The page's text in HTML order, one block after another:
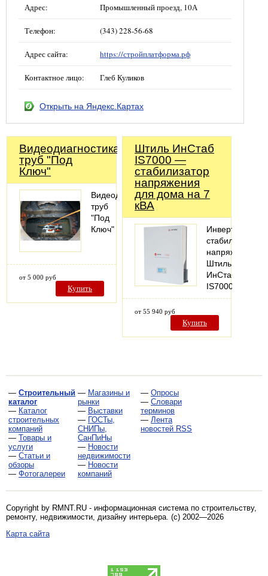
Адрес: Промышленный проезд, 10А
Телефон: (343) 228-56-68
Адрес сайта: https://стройплатформа.рф
Контактное лицо: Глеб Куликов
Открыть на Яндекс.Картах
Видеодиагностика
труб "Под
Ключ"
Видеодиагностика
труб
"Под
Ключ"
от 5 000 руб
Купить
Штиль ИнСтаб
IS7000 —
стабилизатор
напряжения
для дома на 7
кВА
Инвертоный
стабилизатор
напряжения
Штиль
ИнСтаб
IS7000
от 55 940 руб
Купить
— Строительный
каталог
— Каталог
строительных
компаний
— Товары и
услуги
— Статьи и
обзоры
— Фотогалереи
— Магазины и
рынки
— Выставки
— ГОСТы,
СНИПы,
СанПиНы
— Новости
недвижимости
— Новости
компаний
— Опросы
— Словари
терминов
— Лента
новостей RSS
Copyright by RMNT.RU - информационная система по строительству,
ремонту, недвижимости, дизайну интерьера. (c) 2002—2026
Карта сайта